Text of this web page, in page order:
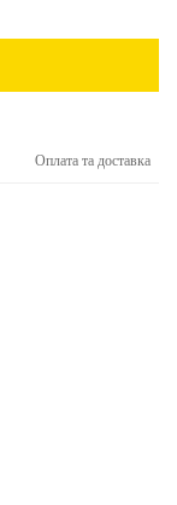
Оплата та доставка